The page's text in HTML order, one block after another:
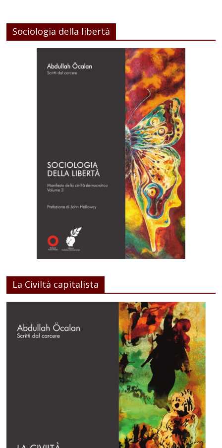
Sociologia della libertà
La Civiltà capitalista